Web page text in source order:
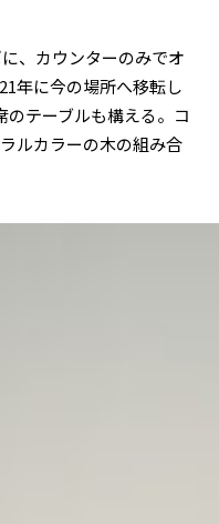
、カウンターのみでオ
年に今の場所へ移転し
テーブルも構える。コ
ルカラーの木の組み合